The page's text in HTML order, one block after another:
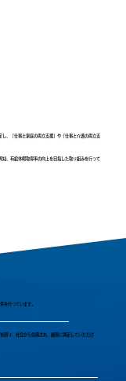
し、「仕事と家庭の両立支援」や「仕事と介護の両立支
、有給休暇取得率の向上を目指した取り組みを行って
を行っています｡
図り、社会から信頼され、顧客に満足していただけ